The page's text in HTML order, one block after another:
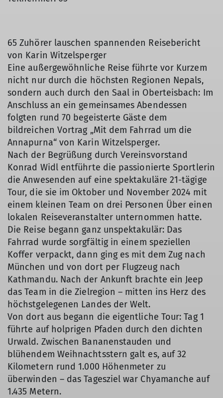
65 Zuhörer lauschen spannenden Reisebericht
von Karin Witzelsperger
Eine außergewöhnliche Reise führte vor Kurzem
nicht nur durch die höchsten Regionen Nepals,
sondern auch durch den Saal in Oberteisbach: Im
Anschluss an ein gemeinsames Abendessen
folgten rund 70 begeisterte Gäste dem
bildreichen Vortrag „Mit dem Fahrrad um die
Annapurna“ von Karin Witzelsperger.
Nach der Begrüßung durch Vereinsvorstand
Konrad Widl entführte die passionierte Sportlerin
die Anwesenden auf eine spektakuläre 21-tägige
Tour, die sie im Oktober und November 2024 mit
einem kleinen Team on drei Personen Über einen
lokalen Reiseveranstalter unternommen hatte.
Die Reise begann ganz unspektakulär: Das
Fahrrad wurde sorgfältig in einem speziellen
Koffer verpackt, dann ging es mit dem Zug nach
München und von dort per Flugzeug nach
Kathmandu. Nach der Ankunft brachte ein Jeep
das Team in die Zielregion – mitten ins Herz des
höchstgelegenen Landes der Welt.
Von dort aus begann die eigentliche Tour: Tag 1
führte auf holprigen Pfaden durch den dichten
Urwald. Zwischen Bananenstauden und
blühendem Weihnachtsstern galt es, auf 32
Kilometern rund 1.000 Höhenmeter zu
überwinden – das Tagesziel war Chyamanche auf
1.435 Metern.